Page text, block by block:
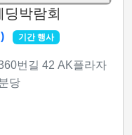
박람회
기간 행사
번길 42 AK플라자
당